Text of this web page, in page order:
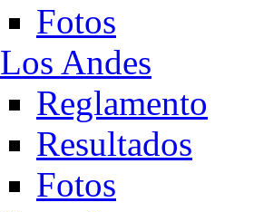
Fotos
Los Andes
Reglamento
Resultados
Fotos